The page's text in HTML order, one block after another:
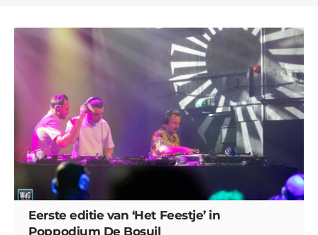
Eerste editie van ‘Het Feestje’ in
Poppodium De Bosuil